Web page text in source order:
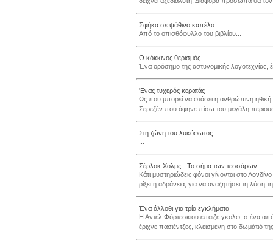
Σφήκα σε ψάθινο καπέλο
Από το οπισθόφυλλο του βιβλίου...
Ο κόκκινος θερισμός
Ένα ορόσημο της αστυνομικής λογοτεχνίας,
'Ενας τυχερός κερατάς
Ως που μπορεί να φτάσει η ανθρώπινη
Σερεζέν που άφηνε πίσω του μεγάλη
Στη ζώνη του λυκόφωτος
Σέρλοκ Χολμς - Το σήμα των τεσσάρων
Κάτι μυστηριώδεις φόνοι γίνονται στο
ρίξει η αδράνεια, για να αναζητήσει τη λύση
Ένα άλλοθι για τρία εγκλήματα
Η Αντέλ Φόρτεσκιου έπαιζε γκολφ, σ ένα
έριχνε πασιέντζες, κλεισμένη στο δωμάτιό